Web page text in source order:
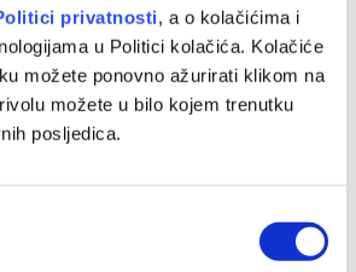
privatnosti, a o kolačićima i
u Politici kolačića. Kolačiće
možete ponovno ažurirati klikom na
možete u bilo kojem trenutku
posljedica.